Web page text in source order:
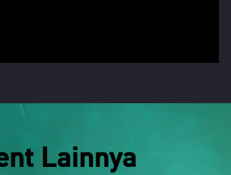
Lainnya